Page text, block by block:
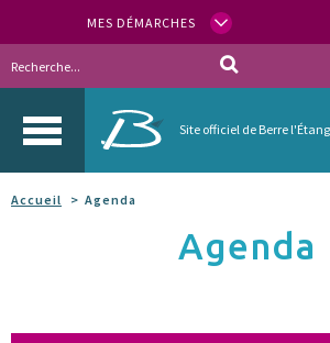
MES DÉMARCHES
Site officiel de Berre l'Étang
Accueil Agenda
Agenda